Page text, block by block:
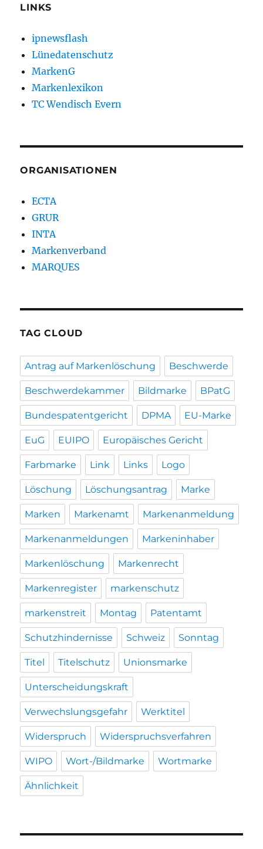
LINKS
ipnewsflash
Lünedatenschutz
MarkenG
Markenlexikon
TC Wendisch Evern
ORGANISATIONEN
ECTA
GRUR
INTA
Markenverband
MARQUES
TAG CLOUD
Antrag auf Markenlöschung Beschwerde
Beschwerdekammer Bildmarke BPatG
Bundespatentgericht DPMA EU-Marke
EuG EUIPO Europäisches Gericht
Farbmarke Link Links Logo
Löschung Löschungsantrag Marke
Marken Markenamt Markenanmeldung
Markenanmeldungen Markeninhaber
Markenlöschung Markenrecht
Markenregister markenschutz
markenstreit Montag Patentamt
Schutzhindernisse Schweiz Sonntag
Titel Titelschutz Unionsmarke
Unterscheidungskraft
Verwechslungsgefahr Werktitel
Widerspruch Widerspruchsverfahren
WIPO Wort-/Bildmarke Wortmarke
Ähnlichkeit